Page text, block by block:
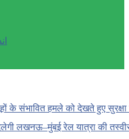
के संभावित हमले को देखते हुए सुरक्षा
लखनऊ–मुंबई रेल यात्रा की